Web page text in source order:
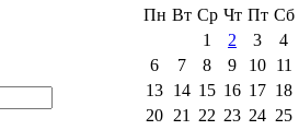
Пн Вт Ср Чт Пт Сб
1
2 3 4
6
7 8 9 10 11
13 14 15 16 17 18
20 21 22 23 24 25